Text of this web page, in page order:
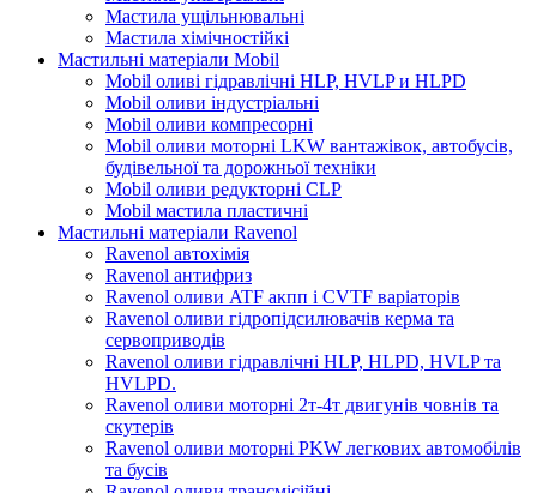
Мастила ущільнювальні
Мастила хімічностійкі
Мастильні матеріали Mobil
Mobil оливі гідравлічні HLP, HVLP и HLPD
Mobil оливи індустріальні
Mobil оливи компресорні
Mobil оливи моторні LKW вантажівок, автобусів,
будівельної та дорожньої техніки
Mobil оливи редукторні CLP
Mobil мастила пластичні
Мастильні матеріали Ravenol
Ravenol автохімія
Ravenol антифриз
Ravenol оливи ATF акпп і CVTF варіаторів
Ravenol оливи гідропідсилювачів керма та
сервоприводів
Ravenol оливи гідравлічні HLP, HLPD, HVLP та
HVLPD.
Ravenol оливи моторні 2т-4т двигунів човнів та
скутерів
Ravenol оливи моторні PKW легкових автомобілів
та бусів